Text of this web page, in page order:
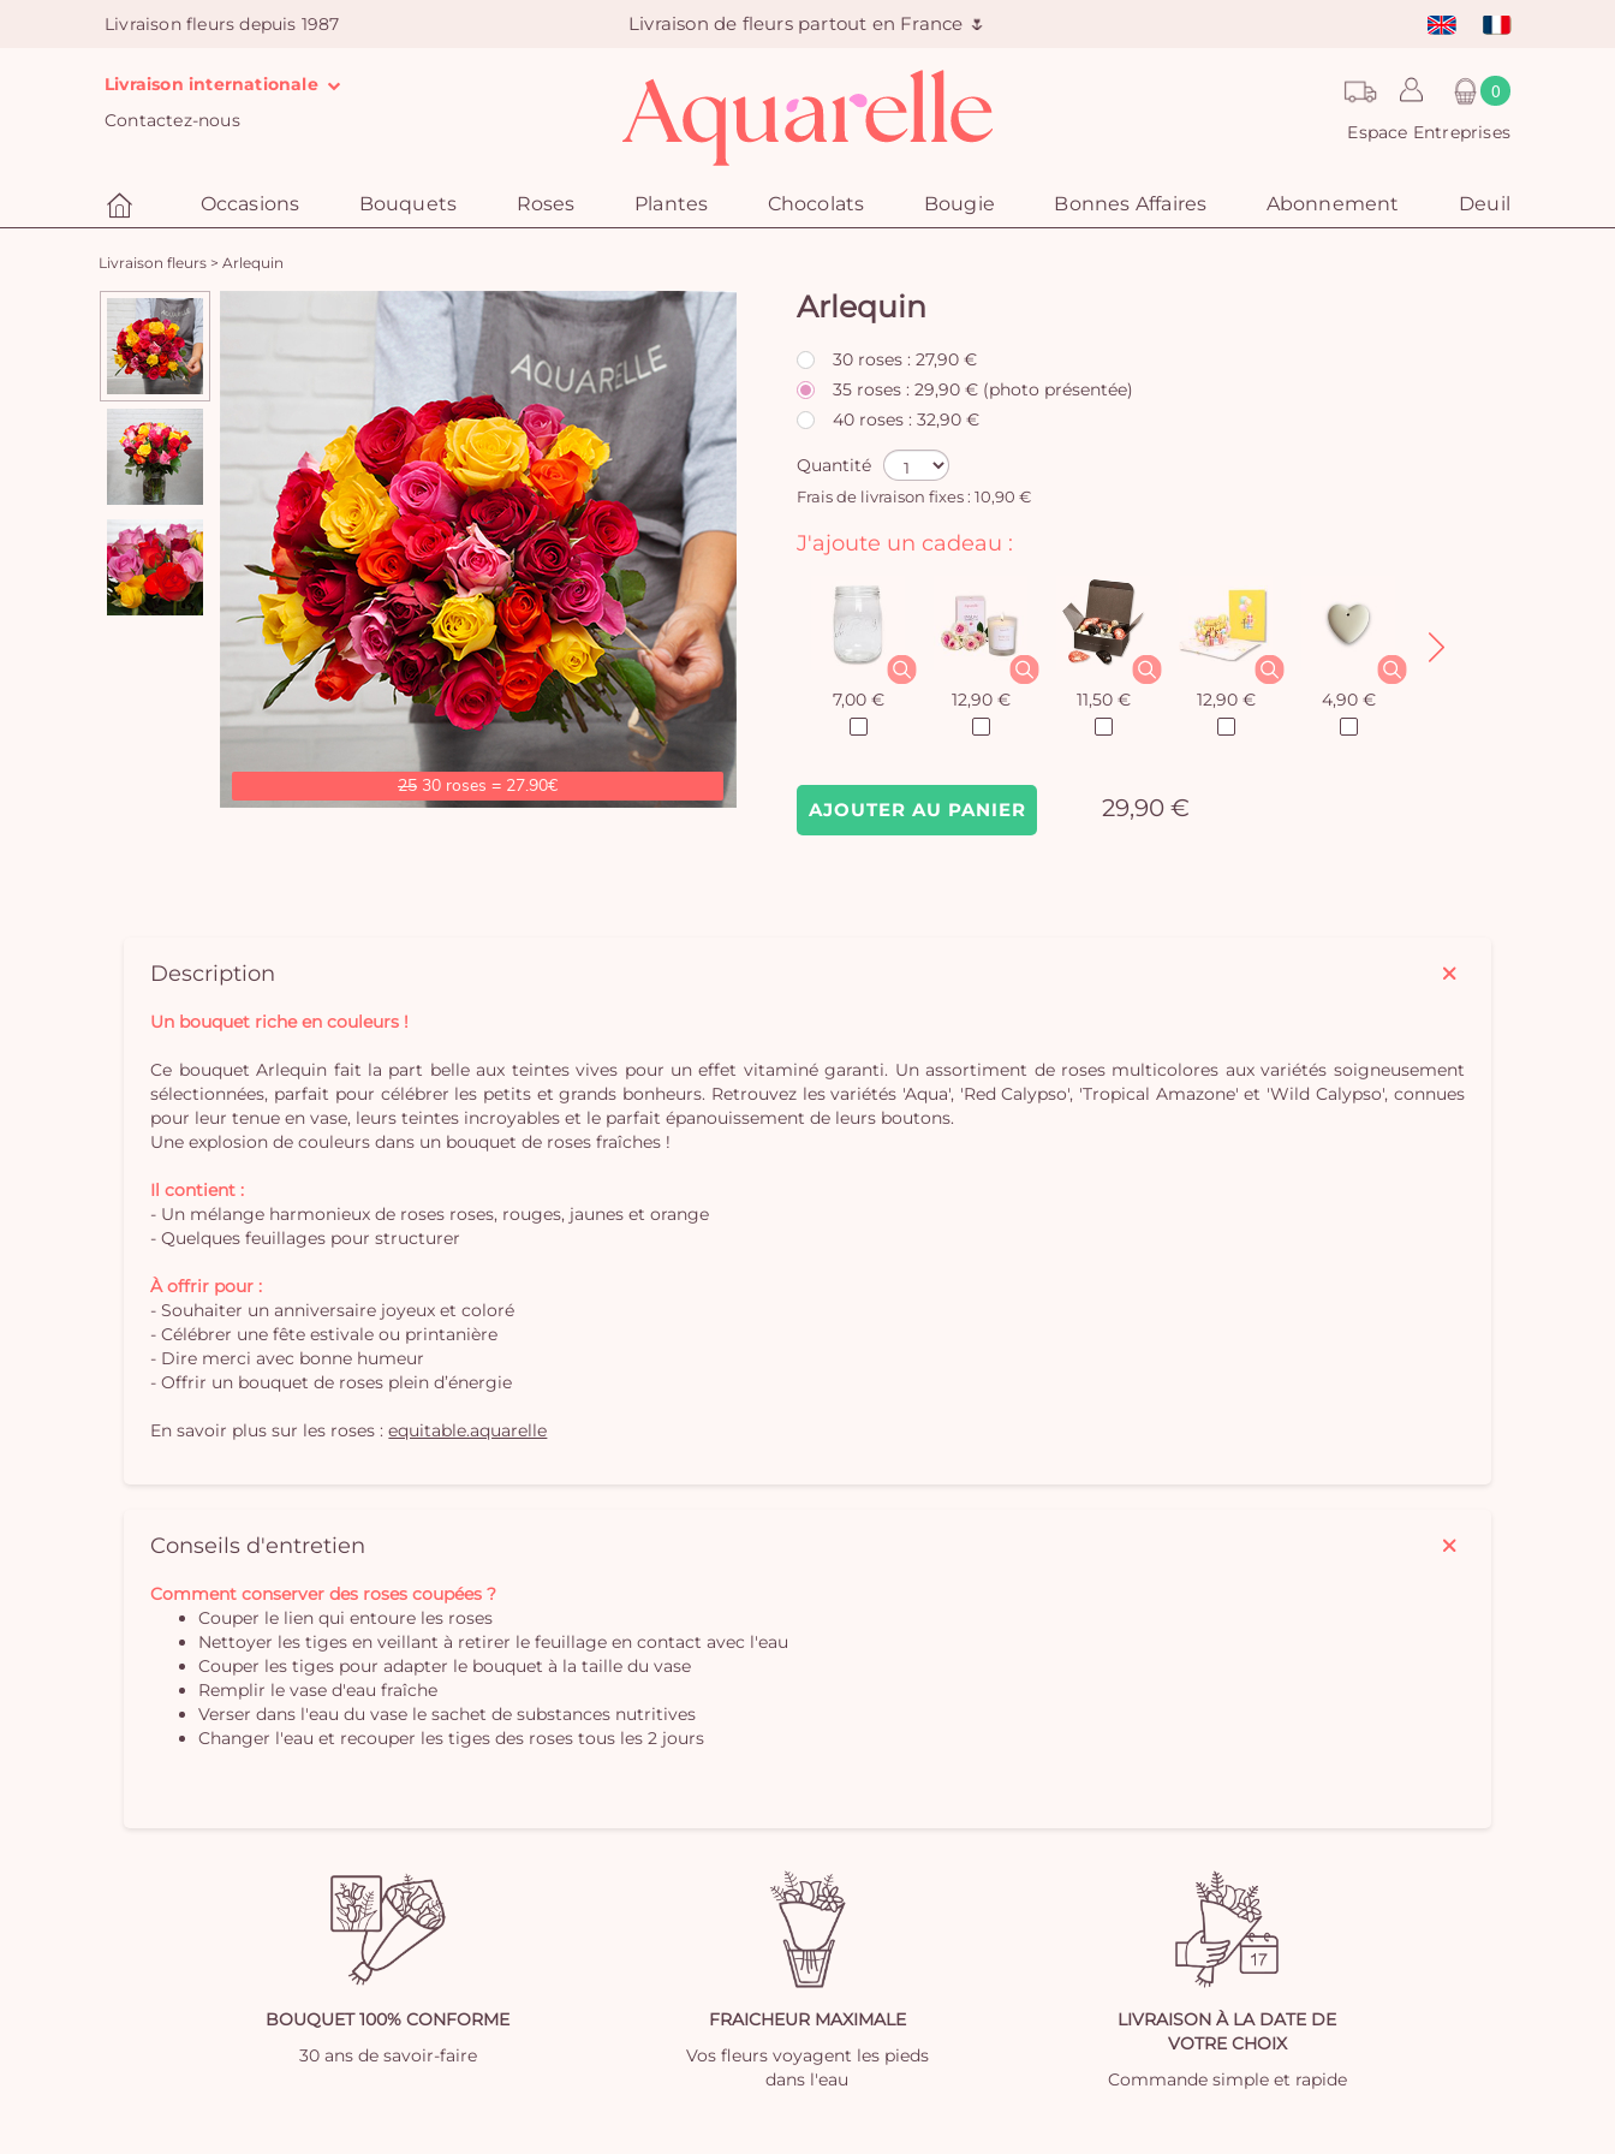
Livraison fleurs depuis 1987 Livraison de fleurs partout en France 🌷
Livraison internationale
Contactez-nous
0
Espace Entreprises
Occasions Bouquets Roses Plantes Chocolats Bougie Bonnes Affaires Abonnement Deuil
Livraison fleurs > Arlequin
25 30 roses = 27.90€
Arlequin
30 roses : 27,90 €
35 roses : 29,90 € (photo présentée)
40 roses : 32,90 €
Quantité
Frais de livraison fixes : 10,90 €
AJOUTER AU PANIER 29,90 €
J'ajoute un cadeau :
7,00 € 12,90 € 11,50 € 12,90 € 4,90 €
Description
Un bouquet riche en couleurs !
Ce bouquet Arlequin fait la part belle aux teintes vives pour un effet vitaminé garanti. Un assortiment de roses multicolores aux variétés soigneusement
sélectionnées, parfait pour célébrer les petits et grands bonheurs. Retrouvez les variétés 'Aqua', 'Red Calypso', 'Tropical Amazone' et 'Wild Calypso', connues
pour leur tenue en vase, leurs teintes incroyables et le parfait épanouissement de leurs boutons.
Une explosion de couleurs dans un bouquet de roses fraîches !
Il contient :
- Un mélange harmonieux de roses roses, rouges, jaunes et orange
- Quelques feuillages pour structurer
À offrir pour :
- Souhaiter un anniversaire joyeux et coloré
- Célébrer une fête estivale ou printanière
- Dire merci avec bonne humeur
- Offrir un bouquet de roses plein d’énergie
En savoir plus sur les roses :equitable.aquarelle
Conseils d'entretien
Comment conserver des roses coupées ?
Couper le lien qui entoure les roses
Nettoyer les tiges en veillant à retirer le feuillage en contact avec l'eau
Couper les tiges pour adapter le bouquet à la taille du vase
Remplir le vase d'eau fraîche
Verser dans l'eau du vase le sachet de substances nutritives
Changer l'eau et recouper les tiges des roses tous les 2 jours
BOUQUET 100% CONFORME
30 ans de savoir-faire
FRAICHEUR MAXIMALE
Vos fleurs voyagent les pieds
dans l'eau
LIVRAISON À LA DATE DE
VOTRE CHOIX
Commande simple et rapide